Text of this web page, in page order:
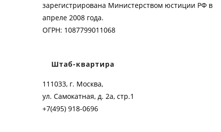
зарегистрирована Министерством юстиции РФ в
апреле 2008 года.
ОГРН: 1087799011068
Штаб-квартира
111033, г. Москва,
ул. Самокатная, д. 2а, стр.1
+7(495) 918-0696